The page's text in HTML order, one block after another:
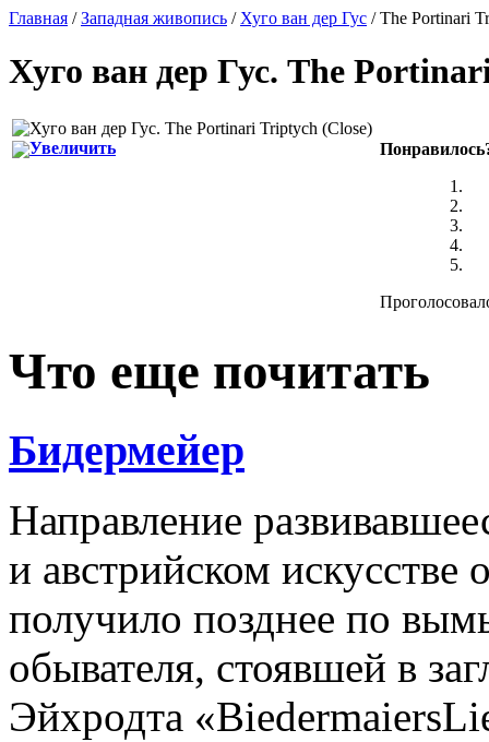
Главная /Западная живопись / Хуго ван дер Гус / The Portinari
Хуго ван дер Гус. The
Увеличить
Что еще почитать
Бидермейер
Направление
и австрийском
получило позднее по
обывателя, стоявшей в
Эйхродта